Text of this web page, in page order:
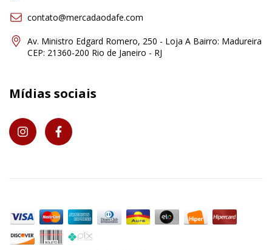
contato@mercadaodafe.com
Av. Ministro Edgard Romero, 250 - Loja A Bairro: Madureira
CEP: 21360-200 Rio de Janeiro - RJ
Mídias sociais